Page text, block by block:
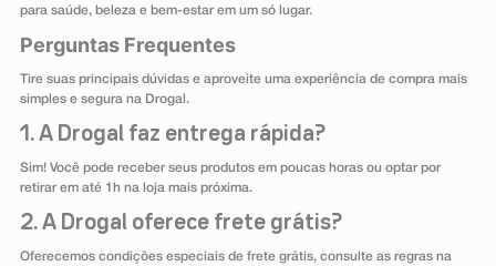
para saúde, beleza e bem-estar em um só lugar.
Perguntas Frequentes
Tire suas principais dúvidas e aproveite uma experiência de compra mais
simples e segura na Drogal.
1. A Drogal faz entrega rápida?
Sim! Você pode receber seus produtos em poucas horas ou optar por
retirar em até 1h na loja mais próxima.
2. A Drogal oferece frete grátis?
Oferecemos condições especiais de frete grátis, consulte as regras na